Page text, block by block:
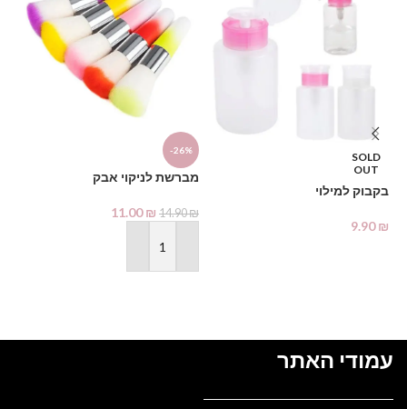
SOLD
OUT
בקבוק למילוי
9.90₪
-26%
מברשת לניקוי אבק
14.90₪
11.00₪
הוספה לסל
עמודי האתר